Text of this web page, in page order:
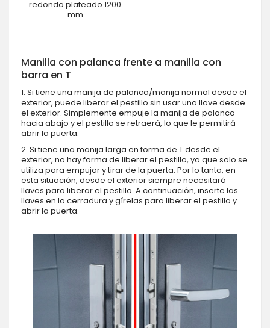
redondo plateado 1200
mm
Manilla con palanca frente a manilla con
barra en T
1. Si tiene una manija de palanca/manija normal desde el
exterior, puede liberar el pestillo sin usar una llave desde
el exterior. Simplemente empuje la manija de palanca
hacia abajo y el pestillo se retraerá, lo que le permitirá
abrir la puerta.
2. Si tiene una manija larga en forma de T desde el
exterior, no hay forma de liberar el pestillo, ya que solo se
utiliza para empujar y tirar de la puerta. Por lo tanto, en
esta situación, desde el exterior siempre necesitará
llaves para liberar el pestillo. A continuación, inserte las
llaves en la cerradura y gírelas para liberar el pestillo y
abrir la puerta.